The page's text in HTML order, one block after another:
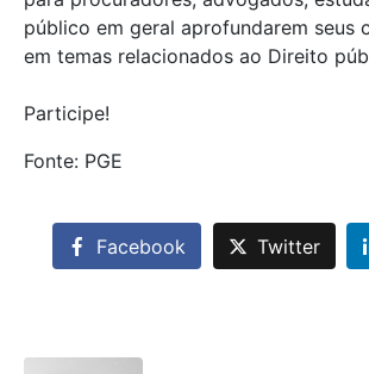
público em geral aprofundarem seus
em temas relacionados ao Direito
Participe!
Fonte: PGE
Facebook Twitter